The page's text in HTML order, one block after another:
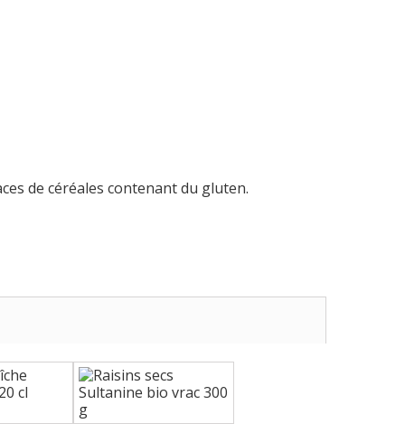
de céréales contenant du gluten.